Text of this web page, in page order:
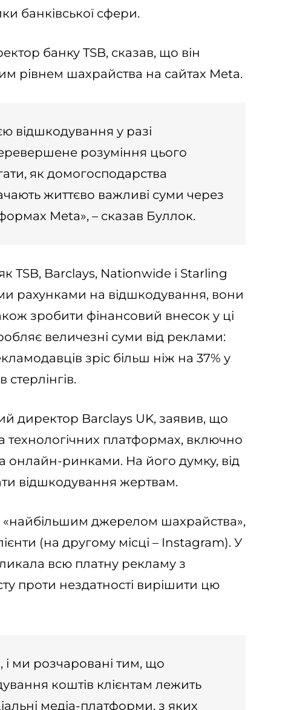
банківської сфери.
банку TSB, сказав, що він
рівнем шахрайства на сайтах Meta.
відшкодування у разі
розуміння цього
як домогосподарства
життєво важливі суми через
Meta», – сказав Буллок.
TSB, Barclays, Nationwide і Starling
рахунками на відшкодування, вони
зробити фінансовий внесок у ці
величезні суми від реклами:
зріс більш ніж на 37% у
стерлінгів.
директор Barclays UK, заявив, що
технологічних платформах, включно
онлайн-ринками. На його думку, від
відшкодування жертвам.
джерелом шахрайства»,
(на другому місці – Instagram). У
всю платну рекламу з
проти нездатності вирішити цю
і ми розчаровані тим, що
коштів клієнтам лежить
медіа-платформи, з яких